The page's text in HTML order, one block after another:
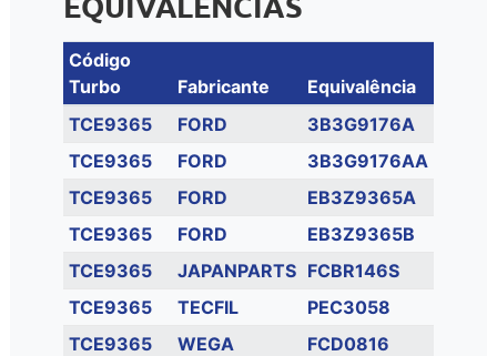
Código
Turbo
Fabricante
Equivalência
TCE9365
FORD
3B3G9176A
TCE9365
FORD
3B3G9176AA
TCE9365
FORD
EB3Z9365A
TCE9365
FORD
EB3Z9365B
TCE9365
JAPANPARTS FCBR146S
TCE9365
TECFIL
PEC3058
TCE9365
WEGA FCD0816